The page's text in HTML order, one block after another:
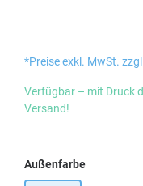
*Preise exkl. MwSt.
Verfügbar – mit Druck
Versand!
Außenfarbeauswählen